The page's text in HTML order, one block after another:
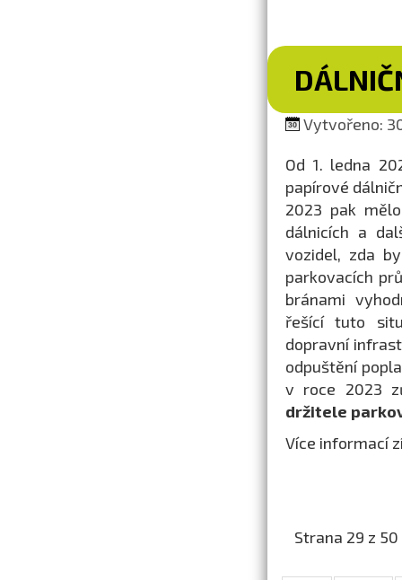
Vytvořeno:
Od 1. ledna
papírové
2023 pak
dálnicích a
vozidel, zda
parkovacích
bránami
řešící tuto
dopravní
odpuštění
v roce 2023
držitele
Více informací
Strana 29 z 50